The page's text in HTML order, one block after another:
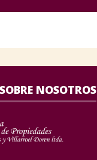
SOBRE NOSOTROS